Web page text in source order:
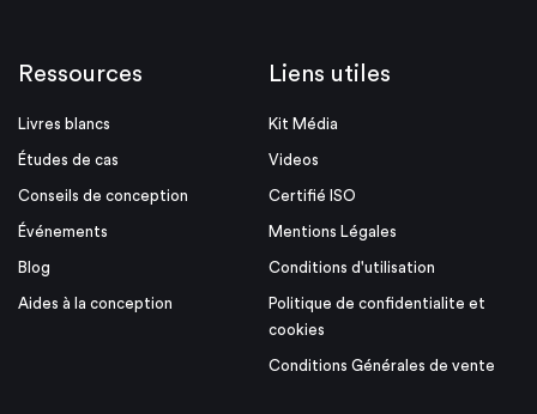
Ressources
Livres blancs
Études de cas
Conseils de conception
Événements
Blog
Aides à la conception
Liens utiles
Kit Média
Videos
Certifié ISO
Mentions Légales
Conditions d'utilisation
Politique de confidentialite et
cookies
Conditions Générales de vente